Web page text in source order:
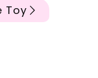
Toy